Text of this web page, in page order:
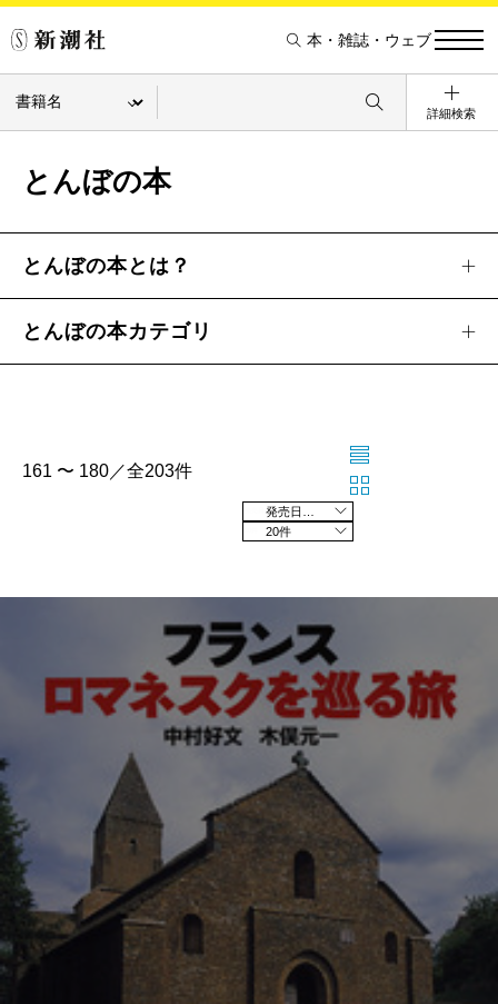
本・雑誌・ウェブ
詳細検索
とんぼの本
とんぼの本とは？
とんぼの本カテゴリ
161 〜 180／全203件
20件